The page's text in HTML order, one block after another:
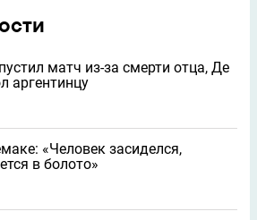
матч из-за смерти отца, Де
аргентинцу
«Человек засиделся,
в болото»